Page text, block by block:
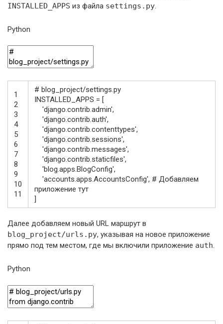
INSTALLED_APPS из файла settings.py
Python
1
2
3
4
5
6
7
8
9
10
11
# blog_project/settings.py
INSTALLED_APPS = [
'django.contrib.admin',
'django.contrib.auth',
'django.contrib.contenttypes',
'django.contrib.sessions',
'django.contrib.messages',
'django.contrib.staticfiles',
'blog.apps.BlogConfig',
'accounts.apps.AccountsConfig', # Добавляем
приложение тут
]
Далее добавляем новый URL маршрут в
blog_project/urls.py, указывая на новое приложение
прямо под тем местом, где мы включили приложение auth.
Python